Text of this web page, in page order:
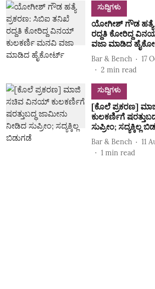
ಸುದ್ದಿಗಳು
ಯೋಗೀಶ್‌ ಗೌಡ ಹತ್ಯೆ
ರದ್ದತಿ ಕೋರಿದ್ದ
ವಜಾ ಮಾಡಿದ
Bar & Bench
17
2 min read
ಸುದ್ದಿಗಳು
[ಕೊಲೆ ಪ್ರಕರಣ]
ಕುಲಕರ್ಣಿಗೆ
ಸುಪ್ರೀಂ; ಸದ್ಯಕ್ಕಿಲ್ಲ
Bar & Bench
11
1 min read